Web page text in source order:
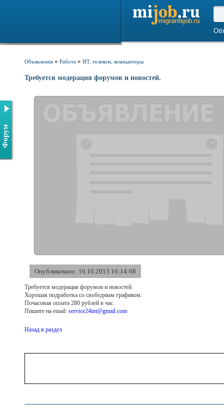
Форум
Объявления » Работа » ИТ, телеком, компьютеры
Требуется модерация форумов и новостей.
Опубликовано: 16.10.2013 16:14:08
Требуется модерация форумов и новостей.
Хорошая подработка со свободным графиком.
Почасовая оплата 280 рублей в час.
Пишите на email: service24int@gmail.com
Назад в раздел